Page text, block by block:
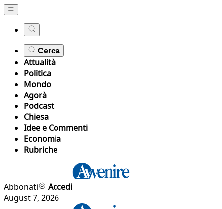
Cerca
Attualità
Politica
Mondo
Agorà
Podcast
Chiesa
Idee e Commenti
Economia
Rubriche
Abbonati
Accedi
August 7, 2026